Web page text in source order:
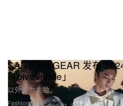
Fashion 时装
SAN SAN GEAR 发布
「pivot/node」
以外套为主轴。